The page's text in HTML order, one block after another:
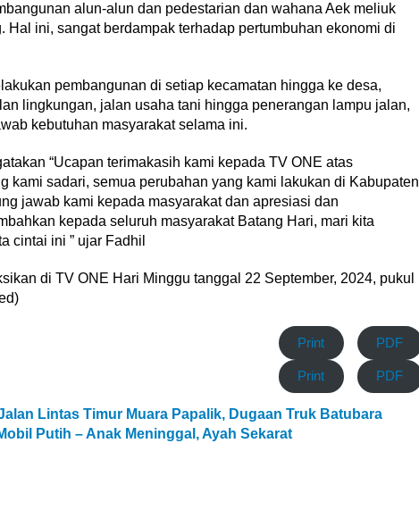
alun-alun dan pedestarian dan wahana Aek meliuk
ini, sangat berdampak terhadap pertumbuhan ekonomi di
pembangunan di setiap kecamatan hingga ke desa,
lingkungan, jalan usaha tani hingga penerangan lampu jalan,
kebutuhan masyarakat selama ini.
“Ucapan terimakasih kami kepada TV ONE atas
kami sadari, semua perubahan yang kami lakukan di Kabupaten
jawab kami kepada masyarakat dan apresiasi dan
kepada seluruh masyarakat Batang Hari, mari kita
cintai ini ” ujar Fadhil
di TV ONE Hari Minggu tanggal 22 September, 2024, pukul
Print PDF
Print PDF
Lintas Timur Muara Papalik, Dugaan Truk Batubara
Putih – Anak Meninggal, Ayah Sekarat